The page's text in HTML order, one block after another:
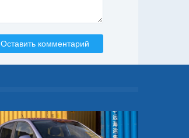
Оставить комментарий